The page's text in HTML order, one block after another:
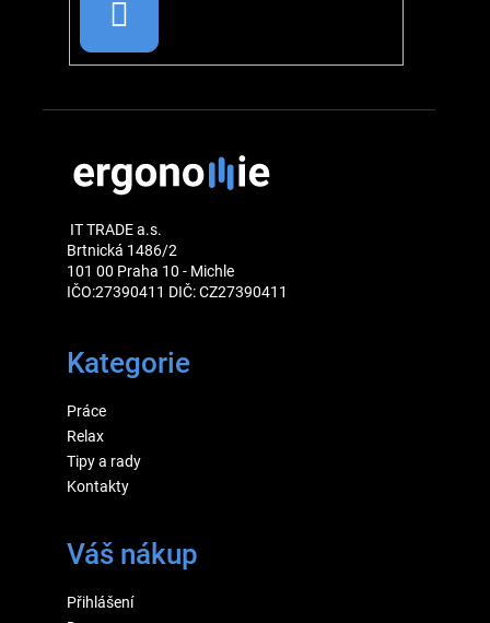
IT TRADE a.s.
Brtnická 1486/2
101 00 Praha 10 - Michle
IČO:27390411 DIČ: CZ27390411
Kategorie
Práce
Relax
Tipy a rady
Kontakty
Váš nákup
Přihlášení